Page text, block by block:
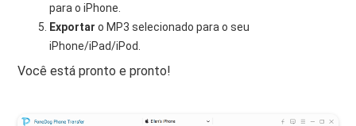
para o iPhone.
Exportaro MP3 selecionado para o seu
iPhone/iPad/iPod.
Você está pronto e pronto!